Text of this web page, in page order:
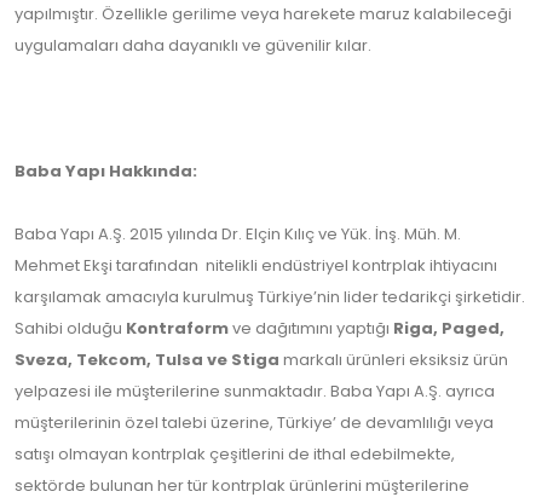
yapılmıştır. Özellikle gerilime veya harekete maruz kalabileceği
uygulamaları daha dayanıklı ve güvenilir kılar.
Baba Yapı Hakkında:
Baba Yapı A.Ş. 2015 yılında Dr. Elçin Kılıç ve Yük. İnş. Müh. M.
Mehmet Ekşi tarafından nitelikli endüstriyel kontrplak ihtiyacını
karşılamak amacıyla kurulmuş Türkiye’nin lider tedarikçi şirketidir.
Sahibi olduğu Kontraformve dağıtımını yaptığı Riga, Paged,
Sveza, Tekcom, Tulsa ve Stiga markalı ürünleri eksiksiz ürün
yelpazesi ile müşterilerine sunmaktadır. Baba Yapı A.Ş. ayrıca
müşterilerinin özel talebi üzerine, Türkiye’ de devamlılığı veya
satışı olmayan kontrplak çeşitlerini de ithal edebilmekte,
sektörde bulunan her tür kontrplak ürünlerini müşterilerine